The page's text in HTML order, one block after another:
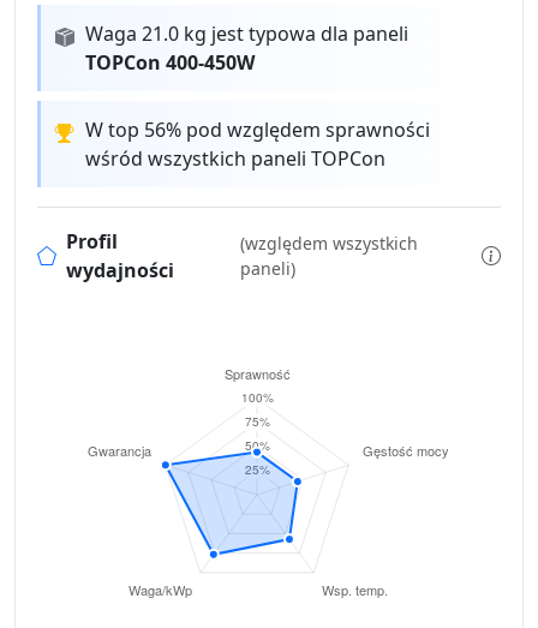
Waga 21.0 kg jest typowa dla paneli
TOPCon 400-450W
W top 56% pod względem sprawności
wśród wszystkich paneli TOPCon
Profil
wydajności
(względem wszystkich
paneli)